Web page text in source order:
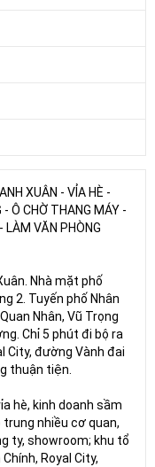
XUÂN - VỈA HÈ -
Ô CHỜ THANG MÁY -
LÀM VĂN PHÒNG
Nhà mặt phố
2. Tuyến phố Nhân
Nhân, Vũ Trọng
Chỉ 5 phút đi bộ ra
City, đường Vành đai
thuận tiện.
hè, kinh doanh sầm
trung nhiều cơ quan,
ty, showroom; khu tổ
Royal City,